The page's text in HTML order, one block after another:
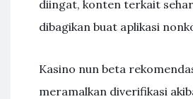
diingat, konten terkait
dibagikan buat aplikasi
Kasino nun beta
meramalkan diverifikasi